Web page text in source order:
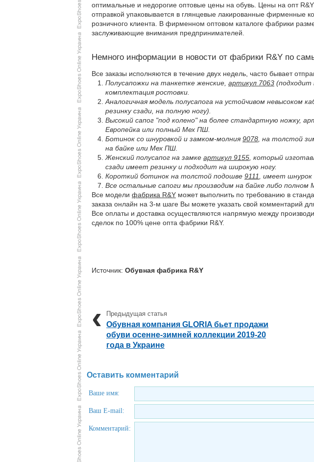
оптимальные и недорогие оптовые цены на обувь. Цены на опт
отправкой упаковывается в глянцевые лакированные фирменные
розничного клиента. В фирменном оптовом каталоге фабрики
заслуживающие внимания предпринимателей.
Немного информации в новости от фабрики R&Y по
Все заказы исполняются в течение двух недель, часто бывает
Полусапожки на танкетке женские, артикул 7063 (подходит
комплектация ростовки.
Аналогичная модель полусапога на устойчивом невысоком
резинку сзади, на полную ногу).
Высокий сапог "под колено" на более стандартную ножку,
Европейка или полный Мех ПШ.
Ботинок со шнуровкой и замком-молния 9078 , на толстой
на байке или Мех ПШ.
Женский полусапог на замке артикул 9155 , который
сзади имеет резинку и подходит на широкую ногу.
Короткий ботинок на толстой подошве 9111
, имеет
Все остальные сапоги мы производим на байке либо полном
Все модели фабрика R&Y может выполнить по требованию в
заказа онлайн на 3-м шаге Вы можете указать свой комментарий
Все оплаты и доставка осуществляются напрямую между
сделок по 100% цене опта фабрики R&Y.
Источник: Обувная фабрика R&Y
Обувная компания GLORIA бьет продажи
обуви осенне-зимней коллекции 2019-20
года в Украине
Оставить комментарий
Ваше имя:
Ваш E-mail:
Комментарий: